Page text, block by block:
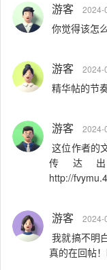
游客 2024-
你觉得该怎
游客 2024-
精华帖的节
游客 2024-
这位作者的
传达
http://
游客 2024-
我就搞不明
真的在回帖